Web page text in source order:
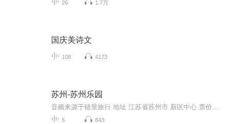
26 1.7万
国庆美诗文
108 4173
苏州-苏州乐园
5 843